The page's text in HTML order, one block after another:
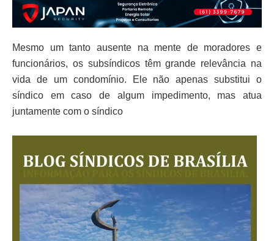
Mesmo um tanto ausente na mente de moradores e
funcionários, os subsíndicos têm grande relevância na
vida de um condomínio. Ele não apenas substitui o
síndico em caso de algum impedimento, mas atua
juntamente com o síndico